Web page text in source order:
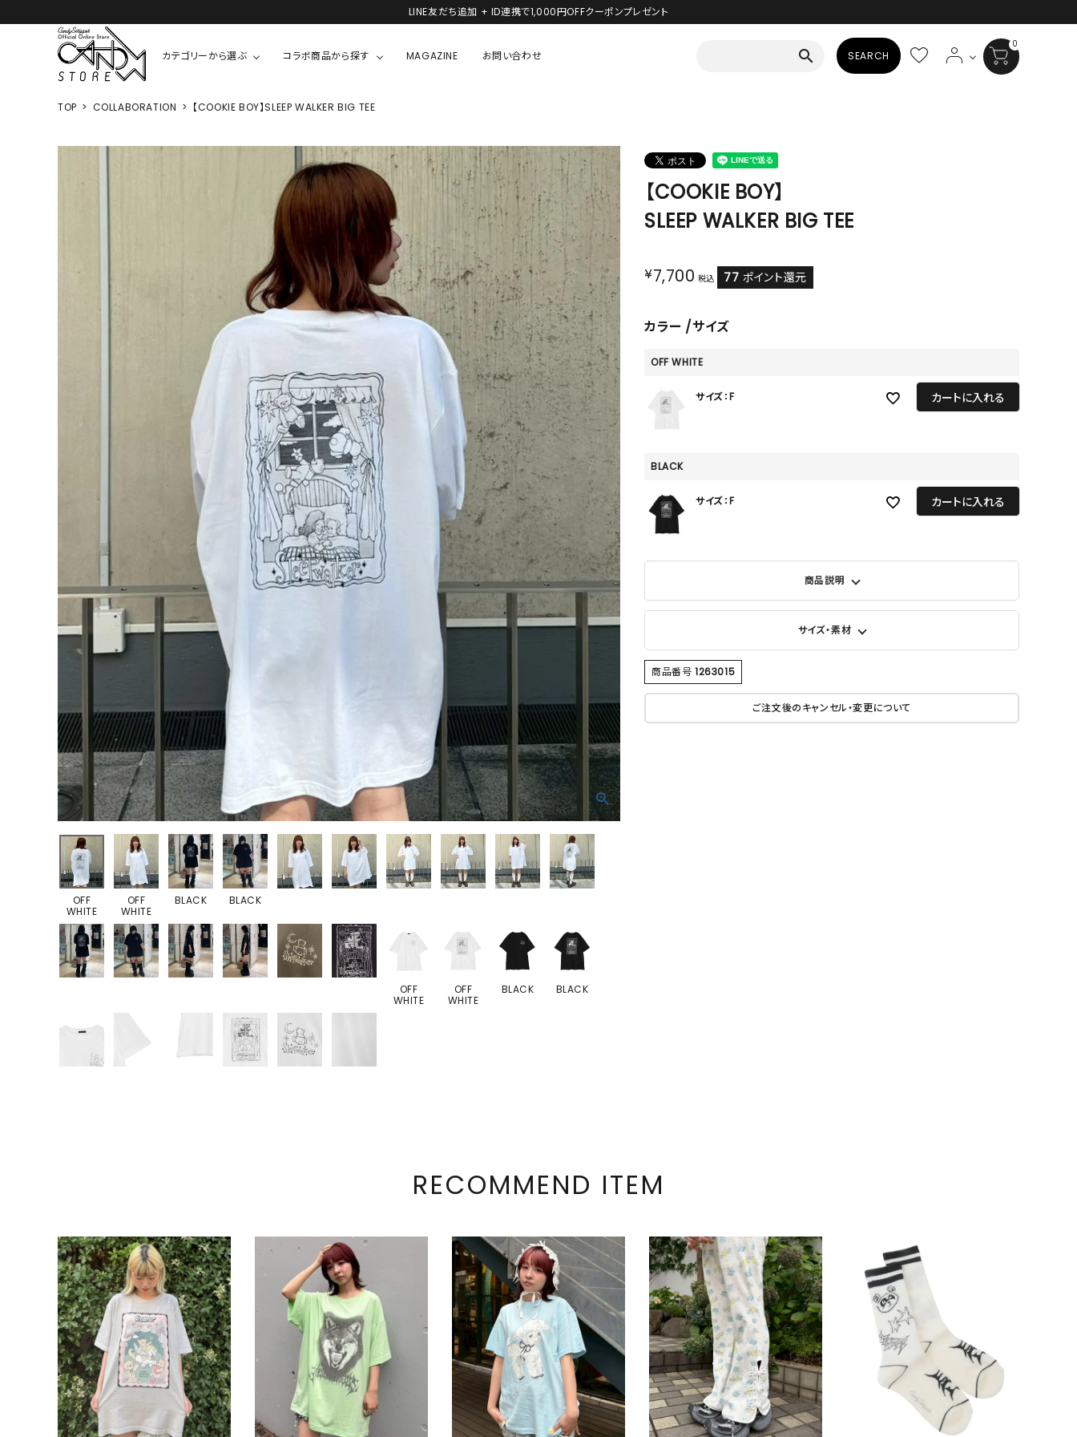
LINE友だち追加 + ID連携で1,000円OFFクーポンプレゼント
カテゴリーから選ぶ
T-SHIRT
CARDIGAN
ALL
SHIRT
BLOUSES
JACKET
OUTER
ALL
PANTS
DENIM
SHORT PANTS
SALOPETTE
SKIRT
ALL
SALE
ALL
HAT
ALL
ALL
コラボ商品から探す
COOKIE BOY ニャニィニュニェニョン
ちびまる子ちゃん はぴだんぶい
チャーミーキティ Hohokam DINER
ウサハナ シナモロール
クレヨンしんちゃん MIKIOSAKABE・THREE TREASURES
HELLO KITTY ダンダダン
MAGAZINE お問い合わせ search SEARCH
0
TOP COLLABORATION 【COOKIE BOY】SLEEP WALKER BIG TEE
OFF
WHITE
OFF
WHITE
BLACK BLACK
OFF
WHITE
OFF
WHITE
BLACK BLACK
【COOKIE BOY】
SLEEP WALKER BIG TEE
¥7,700 税込 77 ポイント還元
カラー サイズ
OFF WHITE
サイズ：F カートに入れる
BLACK
サイズ：F カートに入れる
商品説明
サイズ・素材
商品番号 1263015
ご注文後のキャンセル・変更について
RECOMMEND ITEM